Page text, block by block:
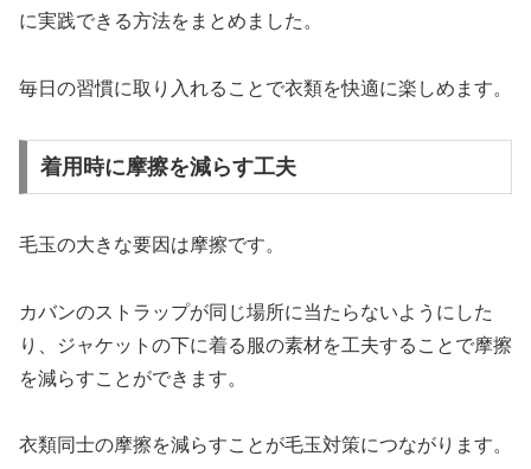
に実践できる方法をまとめました。
毎日の習慣に取り入れることで衣類を快適に楽しめます。
着用時に摩擦を減らす工夫
毛玉の大きな要因は摩擦です。
カバンのストラップが同じ場所に当たらないようにした
り、ジャケットの下に着る服の素材を工夫することで摩擦
を減らすことができます。
衣類同士の摩擦を減らすことが毛玉対策につながります。